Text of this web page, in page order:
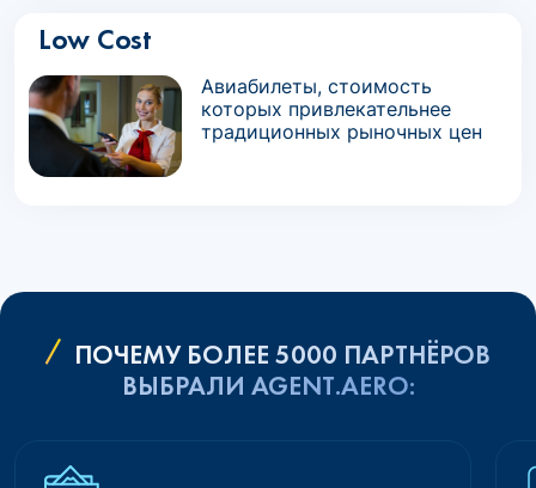
Low Cost
Авиабилеты, стоимость
которых привлекательнее
традиционных рыночных цен
ПОЧЕМУ БОЛЕЕ 5000 ПАРТНЁРОВ
ВЫБРАЛИ AGENT.AERO: